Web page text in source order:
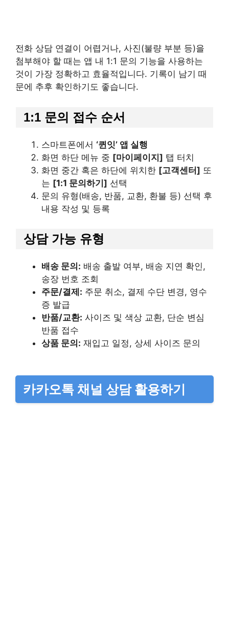
전화 상담 연결이 어렵거나, 사진(불량 부분 등)을
첨부해야 할 때는 앱 내 1:1 문의 기능을 사용하는
것이 가장 정확하고 효율적입니다. 기록이 남기 때
문에 추후 확인하기도 좋습니다.
1:1 문의 접수 순서
스마트폰에서 ‘퀸잇’ 앱 실행
화면 하단 메뉴 중 [마이페이지] 탭 터치
화면 중간 혹은 하단에 위치한 [고객센터] 또
는 [1:1 문의하기] 선택
문의 유형(배송, 반품, 교환, 환불 등) 선택 후
내용 작성 및 등록
상담 가능 유형
배송 문의: 배송 출발 여부, 배송 지연 확인,
송장 번호 조회
주문/결제: 주문 취소, 결제 수단 변경, 영수
증 발급
반품/교환: 사이즈 및 색상 교환, 단순 변심
반품 접수
상품 문의: 재입고 일정, 상세 사이즈 문의
카카오톡 채널 상담 활용하기